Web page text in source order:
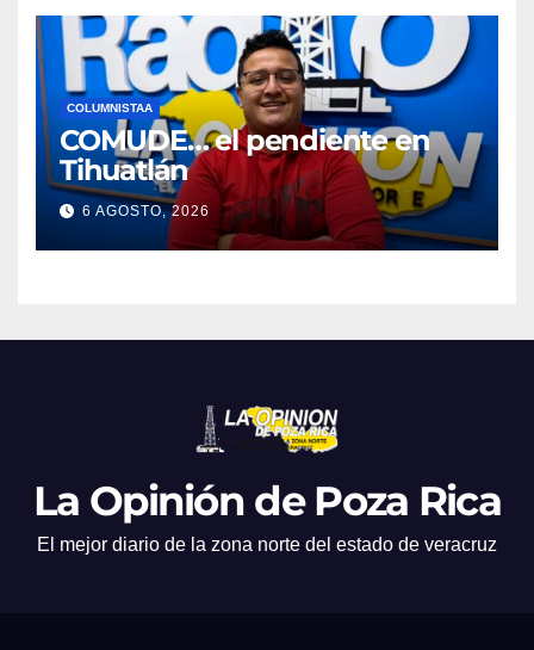
COLUMNISTAA
COMUDE… el pendiente en
Tihuatlán
6 AGOSTO, 2026
La Opinión de Poza Rica
El mejor diario de la zona norte del estado de veracruz